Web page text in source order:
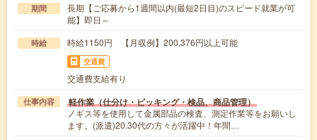
期間
長期【ご応募から1週間以内(最短2日目)のスピード就業が可
能】即日～
時給 時給1150円 【月収例】200,376円以上可能
交通費
交通費支給有り
仕事内容 軽作業（仕分け・ピッキング・検品、商品管理）
ノギス等を使用して金属部品の検査、測定作業等をお願いし
ます。(派遣)20.30代の方々が活躍中！年間…